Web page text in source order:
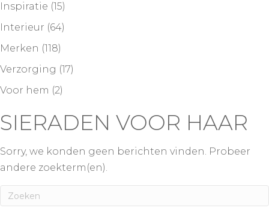
Inspiratie (15)
Interieur (64)
Merken (118)
Verzorging (17)
Voor hem (2)
SIERADEN VOOR HAAR
Sorry, we konden geen berichten vinden. Probeer
andere zoekterm(en).